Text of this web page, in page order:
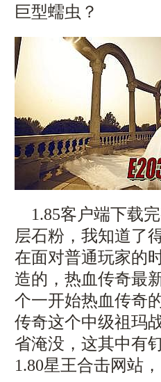
巨型蠕虫？
1.85客户端下载
层石粉，我知道了
在面对普通玩家的
造的，热血传奇最
个一开始热血传奇
传奇这个中级祖玛
省淹没，这其中有
1.80星王合击网站